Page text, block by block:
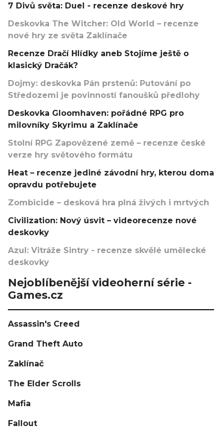
7 Divů světa: Duel - recenze deskové hry
Deskovka The Witcher: Old World – recenze
nové hry ze světa Zaklínače
Recenze Dračí Hlídky aneb Stojíme ještě o
klasický Dračák?
Dojmy: deskovka Pán prstenů: Putování po
Středozemi je povinností fanoušků předlohy
Deskovka Gloomhaven: pořádné RPG pro
milovníky Skyrimu a Zaklínače
Stolní RPG Zapovězené země – recenze české
verze hry světového formátu
Heat – recenze jediné závodní hry, kterou doma
opravdu potřebujete
Zombicide – desková hra plná živých i mrtvých
Civilization: Nový úsvit – videorecenze nové
deskovky
Azul: Vitráže Sintry - recenze skvělé umělecké
deskovky
Nejoblíbenější videoherní série -
Games.cz
Assassin's Creed
Grand Theft Auto
Zaklínač
The Elder Scrolls
Mafia
Fallout